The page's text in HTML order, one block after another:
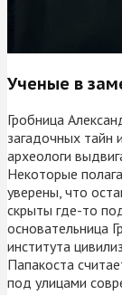
Ученые в
Гробница
загадочных тайн
археологи
Некоторые
уверены, что
скрыты где-то
основательница
института
Папакоста
под улицами